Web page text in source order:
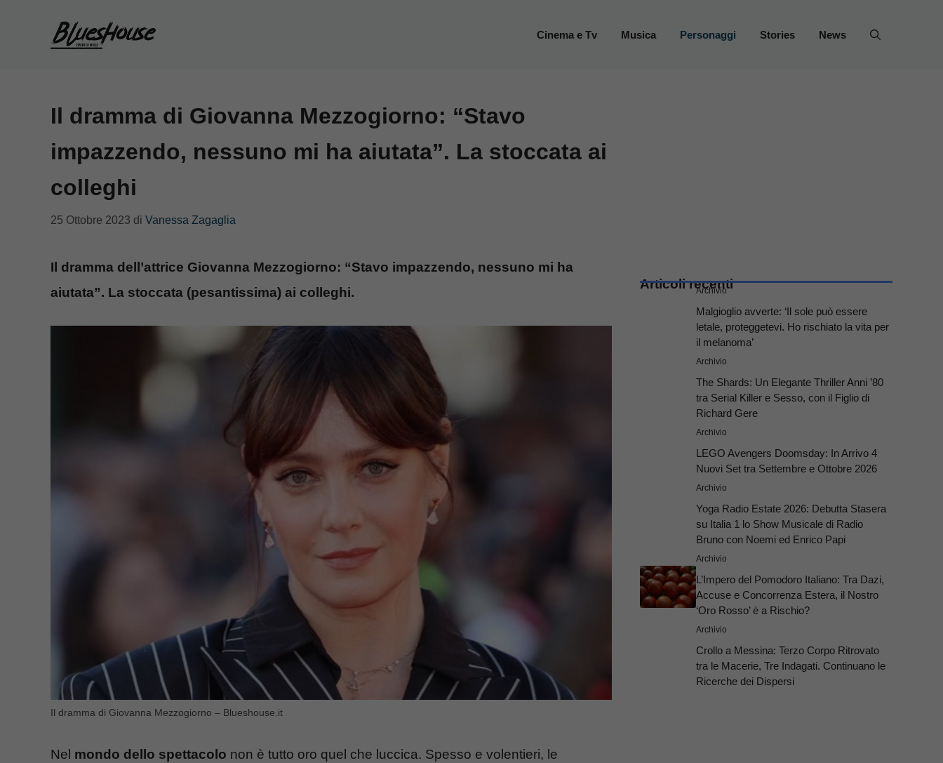
Cinema e Tv Musica Personaggi Stories News
Il dramma di Giovanna Mezzogiorno: “Stavo
impazzendo, nessuno mi ha aiutata”. La stoccata ai
colleghi
25 Ottobre 2023 di Vanessa Zagaglia
Il dramma dell’attrice Giovanna Mezzogiorno: “Stavo impazzendo, nessuno mi ha
aiutata”. La stoccata (pesantissima) ai colleghi.
Il dramma di Giovanna Mezzogiorno – Blueshouse.it
Nel mondo dello spettacolo non è tutto oro quel che luccica. Spesso e volentieri, le
Articoli recenti
Archivio
Malgioglio avverte: ‘Il sole può essere
letale, proteggetevi. Ho rischiato la vita per
il melanoma’
Archivio
The Shards: Un Elegante Thriller Anni ’80
tra Serial Killer e Sesso, con il Figlio di
Richard Gere
Archivio
LEGO Avengers Doomsday: In Arrivo 4
Nuovi Set tra Settembre e Ottobre 2026
Archivio
Yoga Radio Estate 2026: Debutta Stasera
su Italia 1 lo Show Musicale di Radio
Bruno con Noemi ed Enrico Papi
Archivio
L’Impero del Pomodoro Italiano: Tra Dazi,
Accuse e Concorrenza Estera, il Nostro
‘Oro Rosso’ è a Rischio?
Archivio
Crollo a Messina: Terzo Corpo Ritrovato
tra le Macerie, Tre Indagati. Continuano le
Ricerche dei Dispersi